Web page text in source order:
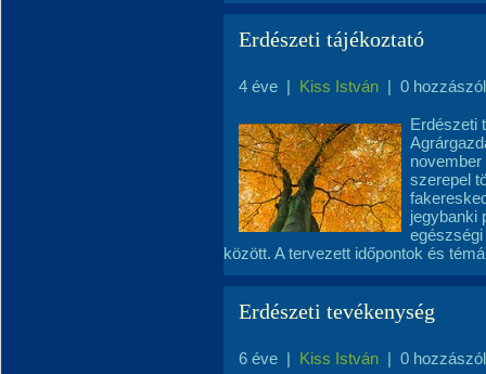
Erdészeti tájékoztató
4 éve | Kiss István | 0
Erdészeti
szerepel
jegybanki
között. A tervezett időpontok és
Erdészeti tevékenység
6 éve | Kiss István | 0